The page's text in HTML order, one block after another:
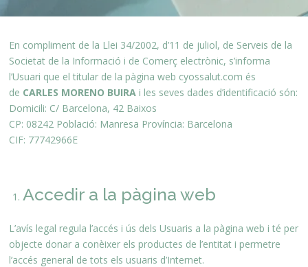
En compliment de la Llei 34/2002, d’11 de juliol, de Serveis de la
Societat de la Informació i de Comerç electrònic, s’informa
l’Usuari que el titular de la pàgina web cyossalut.com és
de CARLES MORENO BUIRA i les seves dades d’identificació són:
Domicili: C/ Barcelona, 42 Baixos
CP: 08242 Població: Manresa Província: Barcelona
CIF: 77742966E
Accedir a la pàgina web
L’avís legal regula l’accés i ús dels Usuaris a la pàgina web i té per
objecte donar a conèixer els productes de l’entitat i permetre
l’accés general de tots els usuaris d’Internet.